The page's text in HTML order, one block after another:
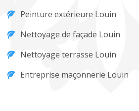
Peinture extérieure Louin
Nettoyage de façade Louin
Nettoyage terrasse Louin
Entreprise maçonnerie Louin